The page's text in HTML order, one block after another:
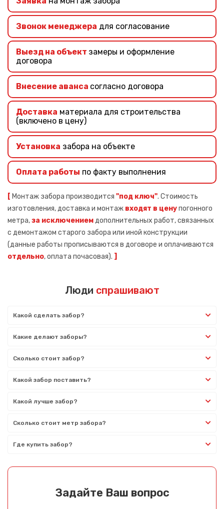
Звонок менеджера для согласование
Выезд на объект замеры и оформление
договора
Внесение аванса согласно договора
Доставка материала для строительства
(включено в цену)
Установка забора на объекте
Оплата работы по факту выполнения
[ Монтаж забора производится "под ключ". Стоимость
изготовления, доставка и монтаж входят в ценупогонного
метра,за исключениемдополнительных работ, связанных
с демонтажом старого забора или иной конструкции
(данные работы прописываются в договоре и оплачиваются
отдельно, оплата почасовая). ]
Люди спрашивают
Какой сделать забор?
Какие делают заборы?
Сколько стоит забор?
Какой забор поставить?
Какой лучше забор?
Сколько стоит метр забора?
Где купить забор?
Задайте Ваш вопрос